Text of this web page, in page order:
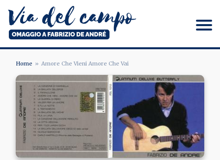
contenuto
principale
Via del campo
BRICIOLE
DI
PANE
Home Amore Che Vieni Amore Che Vai